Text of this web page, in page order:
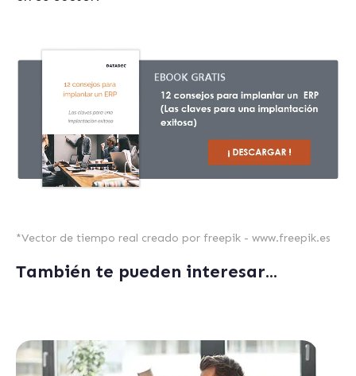
*Vector de tiempo real creado por freepik - www.freepik.es
También te pueden interesar...